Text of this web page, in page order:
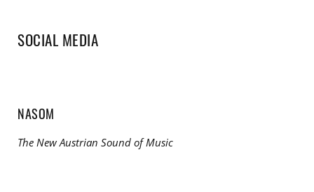
SOCIAL MEDIA
NASOM
The New Austrian Sound of Music